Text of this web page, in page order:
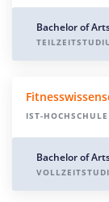
Bachelor of
IST-
Bachelor of